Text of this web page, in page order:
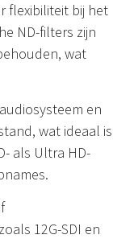
flexibiliteit bij het
ND-filters zijn
wat
en
wat ideaal is
als Ultra HD-
12G-SDI en